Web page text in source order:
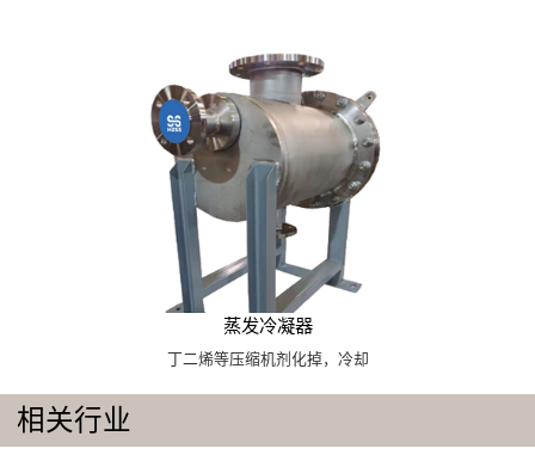
蒸发冷凝器
丁二烯等压缩机剂化掉，冷却
相关行业